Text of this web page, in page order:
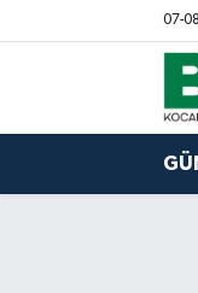
07-
Kocaeli
Kocaeli Hava